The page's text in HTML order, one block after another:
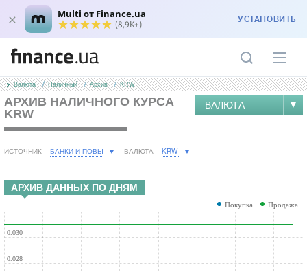
Multi от Finance.ua
(8,9K+) УСТАНОВИТЬ
Валюта Наличный Архив KRW
ВАЛЮТА
АРХИВ НАЛИЧНОГО КУРСА
KRW
ИСТОЧНИК БАНКИ И ПОВЫ ВАЛЮТА KRW
АРХИВ ДАННЫХ ПО ДНЯМ
Покупка Продажа
0.028
0.030